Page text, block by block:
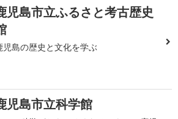
児島市立ふるさと考古歴史
児島の歴史と文化を学ぶ
児島市立科学館